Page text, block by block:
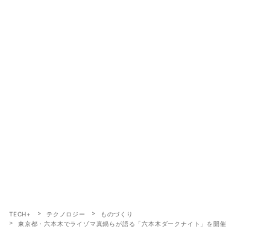
TECH+ テクノロジー
ものづくり
東京都・六本木でライゾマ真鍋らが語る「六本木ダークナイト」を開催